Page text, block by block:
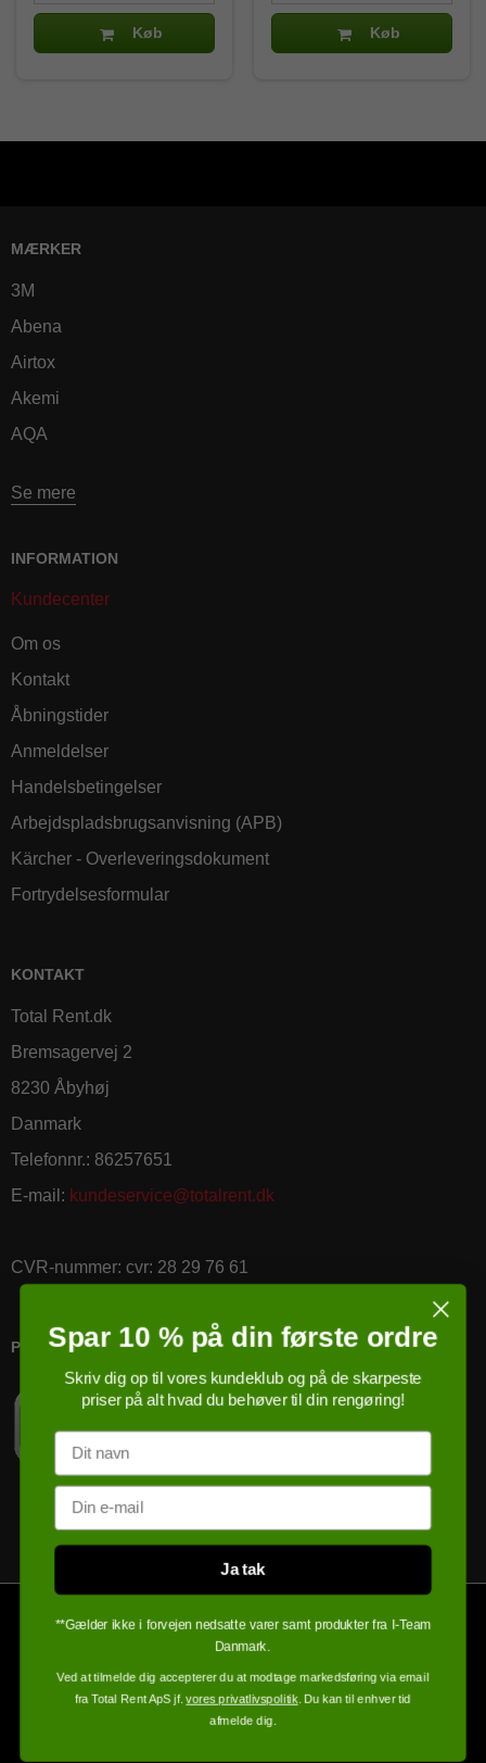
Køb Køb
MÆRKER
3M
Abena
Airtox
Akemi
AQA
Se mere
INFORMATION
Kundecenter
Om os
Kontakt
Åbningstider
Anmeldelser
Handelsbetingelser
Arbejdspladsbrugsanvisning (APB)
Kärcher - Overleveringsdokument
Fortrydelsesformular
KONTAKT
Total Rent.dk
Bremsagervej 2
8230 Åbyhøj
Danmark
Telefonnr.: 86257651
E-mail : kundeservice@totalrent.dk
CVR-nummer: cvr: 28 29 76 61
PRICERUNNER KØBSGARANTI
Spar 10 % på din første ordre
Skriv dig op til vores kundeklub og på de skarpeste
priser på alt hvad du behøver til din rengøring!
Navn
Email
Ja tak
**Gælder ikke i forvejen nedsatte varer samt produkter fra I-Team
Danmark.
Ved at tilmelde dig accepterer du at modtage markedsføring via email
fra Total Rent ApS jf.vores privatlivspolitik. Du kan til enhver tid
afmelde dig.